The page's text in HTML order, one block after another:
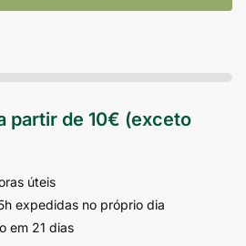
partir de 10€ (exceto
úteis
expedidas no próprio dia
em 21 dias